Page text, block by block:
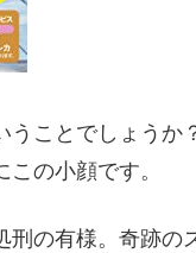
ことでしょうか
の小顔です。
の有様。奇跡の